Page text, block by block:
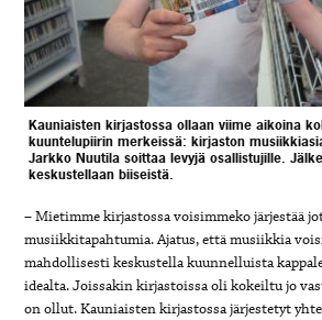
Kauniaisten kirjastossa ollaan viime aikoina
kuuntelupiirin merkeissä: kirjaston
Jarkko Nuutila soittaa levyjä osallistujille.
keskustellaan biiseistä.
– Mietimme kirjastossa voisimmeko järjestää
musiikkitapahtumia. Ajatus, että musiikkia
mahdollisesti keskustella kuunnelluista
idealta. Joissakin kirjastoissa oli kokeiltu jo
on ollut. Kauniaisten kirjastossa järjestetyt